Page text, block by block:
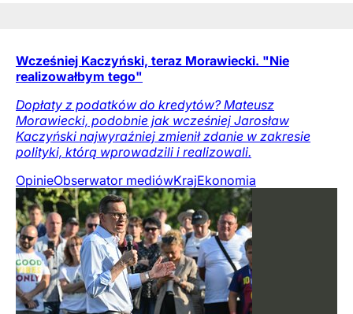
Wcześniej Kaczyński, teraz Morawiecki. "Nie
realizowałbym tego"
Dopłaty z podatków do kredytów? Mateusz
Morawiecki, podobnie jak wcześniej Jarosław
Kaczyński najwyraźniej zmienił zdanie w zakresie
polityki, którą wprowadzili i realizowali.
OpinieObserwator mediówKrajEkonomia